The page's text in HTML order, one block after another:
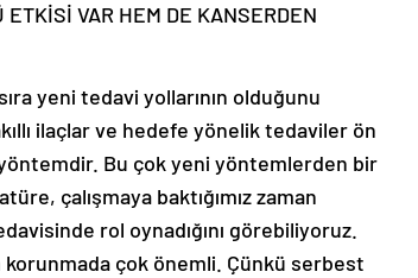
VAR HEM DE KANSERDEN
yeni tedavi yollarının olduğunu
ilaçlar ve hedefe yönelik tedaviler ön
Bu çok yeni yöntemlerden bir
çalışmaya baktığımız zaman
rol oynadığını görebiliyoruz.
çok önemli. Çünkü serbest